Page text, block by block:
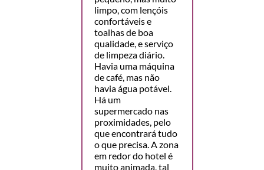
limpo, com lençóis
confortáveis e
toalhas de boa
qualidade, e serviço
de limpeza diário.
Havia uma máquina
de café, mas não
havia água potável.
Há um
supermercado nas
proximidades, pelo
que encontrará tudo
o que precisa. A zona
em redor do hotel é
muito animada, tal